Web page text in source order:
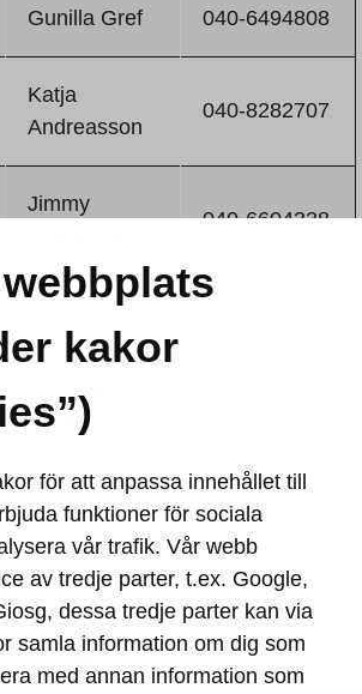
kakor
för att anpassa innehållet till
funktioner för sociala
vår trafik. Vår webb
av tredje parter, t.ex. Google,
dessa tredje parter kan via
samla information om dig som
med annan information som
Gunilla Gref 040-6494808
Katja
Andreasson
040-8282707
Jimmy
040-6604338
Group
ovningsskola.
gymnasiet@c
ompass-
group.fi
040-4811266